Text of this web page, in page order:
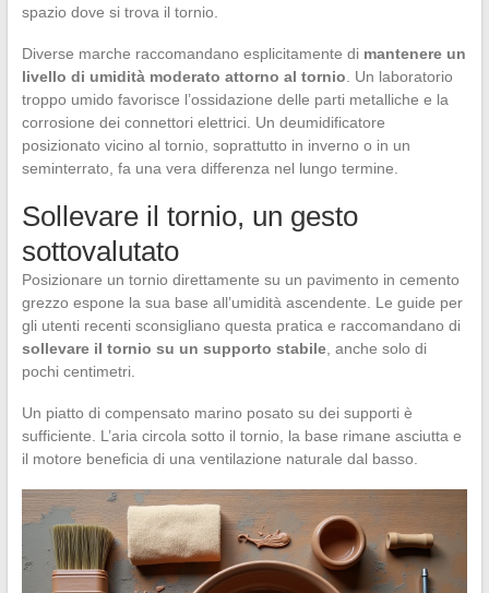
spazio dove si trova il tornio.
Diverse marche raccomandano esplicitamente di mantenere un
livello di umidità moderato attorno al tornio . Un laboratorio
troppo umido favorisce l’ossidazione delle parti metalliche e la
corrosione dei connettori elettrici. Un deumidificatore
posizionato vicino al tornio, soprattutto in inverno o in un
seminterrato, fa una vera differenza nel lungo termine.
Sollevare il tornio, un gesto
sottovalutato
Posizionare un tornio direttamente su un pavimento in cemento
grezzo espone la sua base all’umidità ascendente. Le guide per
gli utenti recenti sconsigliano questa pratica e raccomandano di
sollevare il tornio su un supporto stabile, anche solo di
pochi centimetri.
Un piatto di compensato marino posato su dei supporti è
sufficiente. L’aria circola sotto il tornio, la base rimane asciutta e
il motore beneficia di una ventilazione naturale dal basso.